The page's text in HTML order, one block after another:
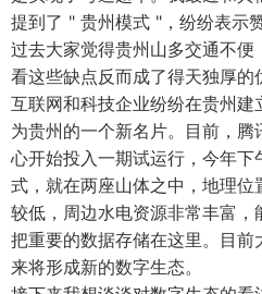
提到了 " 贵州模式 "，纷纷表示赞
过去大家觉得贵州山多交通不
看这些缺点反而成了得天独厚
互联网和科技企业纷纷在贵州
为贵州的一个新名片。目前，
心开始投入一期试运行，今年下
式，就在两座山体之中，地理
较低，周边水电资源非常丰富
把重要的数据存储在这里。目
来将形成新的数字生态。